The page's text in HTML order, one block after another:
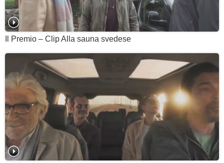
Il Premio – Clip Alla sauna svedese